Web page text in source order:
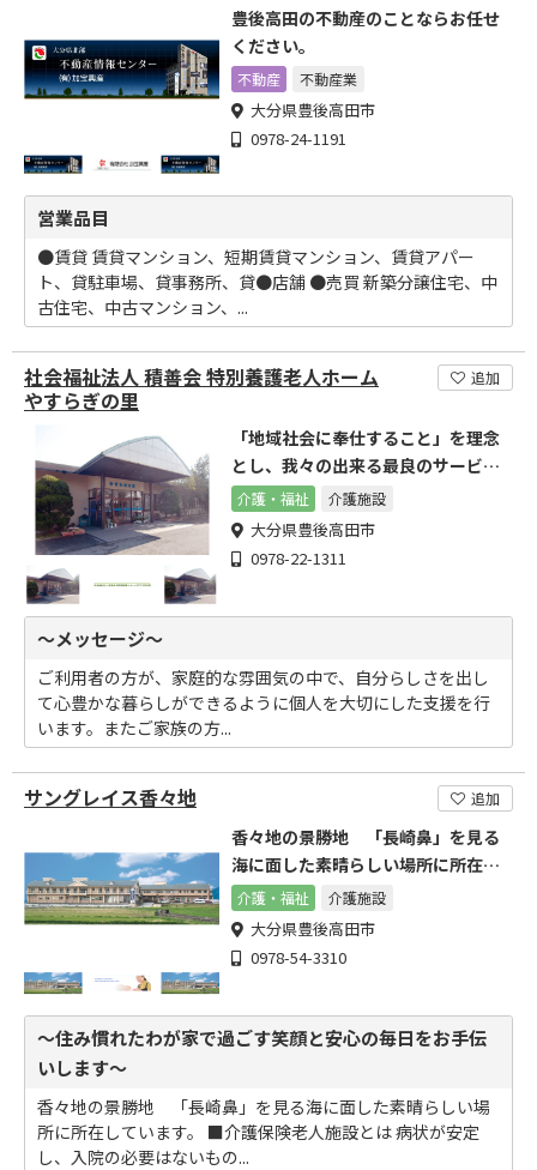
豊後高田の不動産のことならお任せ
ください。
不動産 不動産業
大分県豊後高田市
0978-24-1191
営業品目
●賃貸 賃貸マンション、短期賃貸マンション、賃貸アパー
ト、貸駐車場、貸事務所、貸●店舗 ●売買 新築分譲住宅、中
古住宅、中古マンション、...
社会福祉法人 積善会 特別養護老人ホーム
やすらぎの里
追加
「地域社会に奉仕すること」を理念
とし、我々の出来る最良のサービス
を提供。
介護・福祉 介護施設
大分県豊後高田市
0978-22-1311
～メッセージ～
ご利用者の方が、家庭的な雰囲気の中で、自分らしさを出し
て心豊かな暮らしができるように個人を大切にした支援を行
います。またご家族の方...
サングレイス香々地 追加
香々地の景勝地 「長崎鼻」を見る
海に面した素晴らしい場所に所在し
ています。
介護・福祉 介護施設
大分県豊後高田市
0978-54-3310
～住み慣れたわが家で過ごす笑顔と安心の毎日をお手伝
いします～
香々地の景勝地 「長崎鼻」を見る海に面した素晴らしい場
所に所在しています。 ■介護保険老人施設とは 病状が安定
し、入院の必要はないもの...